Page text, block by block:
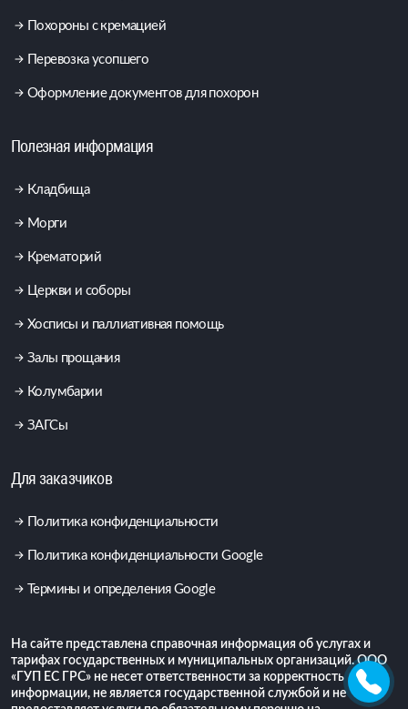
Похороны с кремацией
Перевозка усопшего
Оформление документов для похорон
Полезная информация
Кладбища
Морги
Крематорий
Церкви и соборы
Хосписы и паллиативная помощь
Залы прощания
Колумбарии
ЗАГСы
Для заказчиков
Политика конфиденциальности
Политика конфиденциальности Google
Термины и определения Google
На сайте представлена справочная информация об услугах и
тарифах государственных и муниципальных организаций. ООО
«ГУП ЕС ГРС» не несет ответственности за корректность
информации, не является государственной службой и не